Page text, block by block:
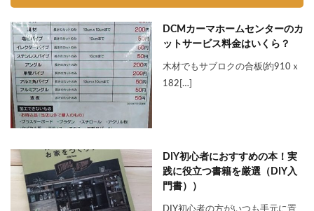
DCMカーマホームセンターのカ
ットサービス料金はいくら？
木材でもサブロクの合板(約910ｘ
182[…]
DIY初心者におすすめの本！実
践に役立つ書籍を厳選（DIY入
門書））
DIY初心者の方がいつも手元に置